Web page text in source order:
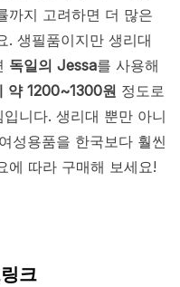
까지 고려하면 더 많은
. 생필품이지만 생리대
독일의 Jessa를 사용해
약 1200~1300원 정도로
니다. 생리대 뿐만 아니
성용품을 한국보다 훨씬
에 따라 구매해 보세요!
크